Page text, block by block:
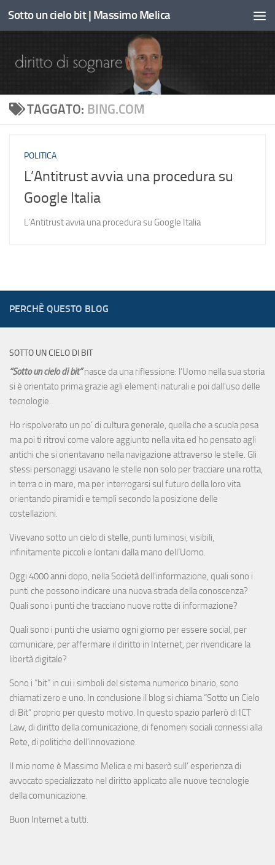
Sotto il contenuto
Sotto un cielo bit | Massimo Melica
TAGGATO: BING.COM
POLITICA
L’Antitrust avvia una procedura su
Google Italia
L’Antitrust avvia una procedura su Google Italia
PERCHÈ QUESTO BLOG
SOTTO UN CIELO DI BIT
“Sotto un cielo di bit”nasce da una riflessione: l’Uomo nella sua storia
si è orientato prima grazie agli elementi naturali e poi dall’uso delle
tecnologie.
Ho rispolverato un po’ di cultura generale, quella che a scuola pesa
ma poi ti ritrovi come valore aggiunto nella vita ed ho pensato agli
antichi che si orientavano nella navigazione attraverso le stelle. Gli
stessi personaggi usavano le stelle non solo per tracciare una rotta,
in terra o in mare, ma per interrogarsi sul futuro della loro vita
orientando piramidi e templi secondo la posizione delle
costellazioni.
Vivevano sotto un cielo di stelle, punti luminosi, visibili,
infinitamente piccoli e lontani dalla mano dell’Uomo.
Oggi 4000 anni dopo, nella Società dell’informazione, quali sono i
punti che possono indicare una nuova strada della conoscenza?
Quali sono i punti che tracciano nuove rotte di informazione?
Quali sono i punti che usiamo ogni giorno per essere social, per
comunicare, per affermare il diritto in Internet, per rivendicare la
libertà digitale?
Sono i “bit” in cui i simboli del sistema numerico binario, sono
chiamati zero e uno. In conclusione il blog si chiama “Sotto un Cielo
di Bit” proprio per questo motivo. In questo spazio parlerò di ICT
Law, di diritto della comunicazione, di fenomeni sociali connessi alla
Rete, di politiche dell’innovazione.
Il mio nome è Massimo Melica e mi baserò sull’ esperienza di
avvocato specializzato nel diritto applicato alle nuove tecnologie
della comunicazione.
Buon Internet a tutti.